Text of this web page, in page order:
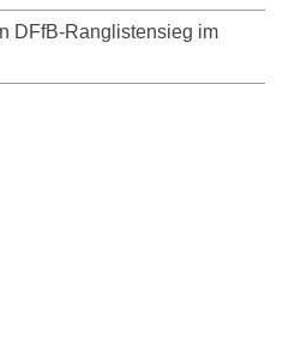
DFfB-Ranglistensieg im